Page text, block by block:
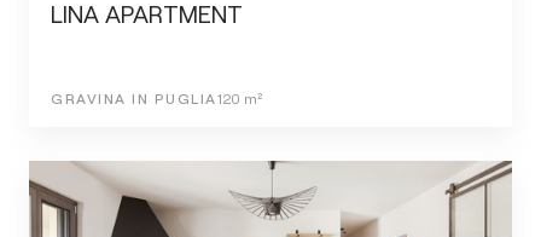
LINA APARTMENT
GRAVINA IN PUGLIA 120 m²